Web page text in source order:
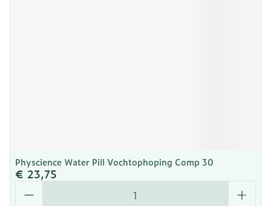
Physcience Water Pill Vochtophoping Comp 30
€ 23,75
Aantal